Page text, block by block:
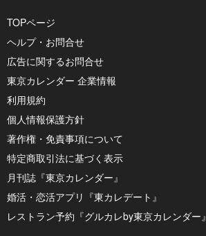
TOPページ
ヘルプ・お問合せ
広告に関するお問合せ
東京カレンダー 企業情報
利用規約
個人情報保護方針
著作権・免責事項について
特定商取引法に基づく表示
月刊誌『東京カレンダー』
婚活・恋活アプリ『東カレデート』
レストラン予約『グルカレby東京カレンダー』